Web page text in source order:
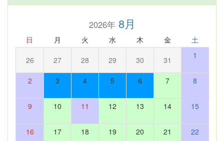
2026年8月
日 月 火 水 木 金 土
26 27 28 29 30 31 1
2 3 4 5 6 7 8
9 10 11 12 13 14 15
16 17 18 19 20 21 22